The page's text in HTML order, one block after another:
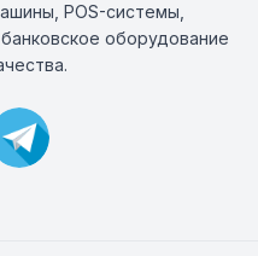
POS-системы,
оборудование